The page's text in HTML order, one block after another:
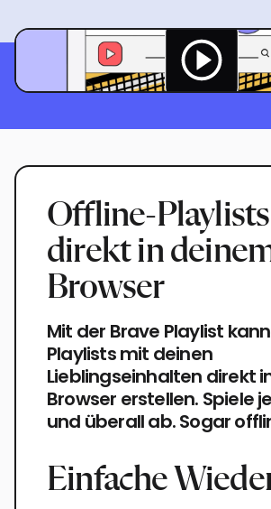
Offline-Playlists
direkt in
Browser
Mit der Brave Playlist
Playlists mit deinen
Lieblingseinhalten direkt
Browser erstellen. Spiele
und überall ab. Sogar
Einfache